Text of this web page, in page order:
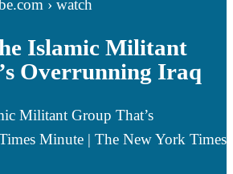
› watch
Islamic Militant
Overrunning Iraq
Militant Group That’s
Minute | The New York Times